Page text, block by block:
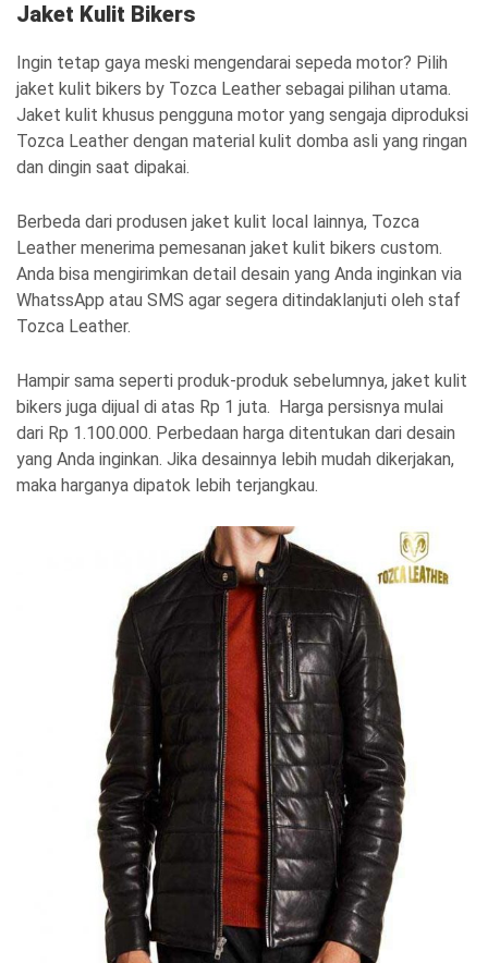
Jaket Kulit Bikers
Ingin tetap gaya meski mengendarai sepeda motor? Pilih
jaket kulit bikers by Tozca Leather sebagai pilihan utama.
Jaket kulit khusus pengguna motor yang sengaja diproduksi
Tozca Leather dengan material kulit domba asli yang ringan
dan dingin saat dipakai.
Berbeda dari produsen jaket kulit local lainnya, Tozca
Leather menerima pemesanan jaket kulit bikers custom.
Anda bisa mengirimkan detail desain yang Anda inginkan via
WhatssApp atau SMS agar segera ditindaklanjuti oleh staf
Tozca Leather.
Hampir sama seperti produk-produk sebelumnya, jaket kulit
bikers juga dijual di atas Rp 1 juta. Harga persisnya mulai
dari Rp 1.100.000. Perbedaan harga ditentukan dari desain
yang Anda inginkan. Jika desainnya lebih mudah dikerjakan,
maka harganya dipatok lebih terjangkau.